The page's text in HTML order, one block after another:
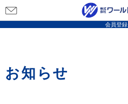
会員登録
問
せ
お知らせ